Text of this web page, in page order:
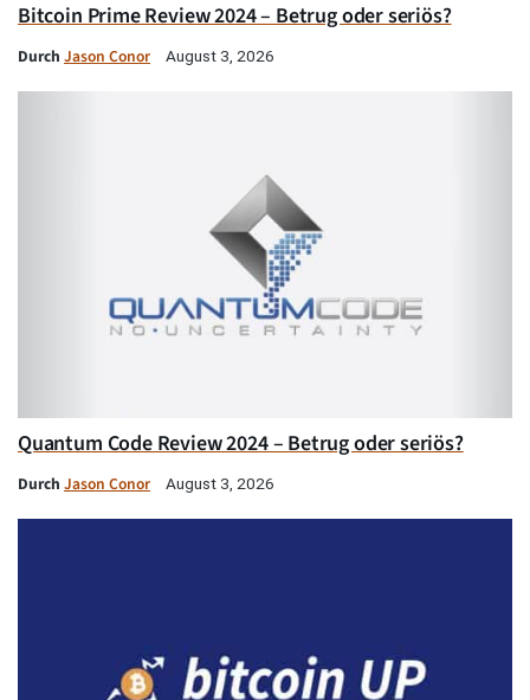
Bitcoin Prime Review 2024 – Betrug oder seriös?
Durch Jason Conor August 3, 2026
Quantum Code Review 2024 – Betrug oder seriös?
Durch Jason Conor August 3, 2026